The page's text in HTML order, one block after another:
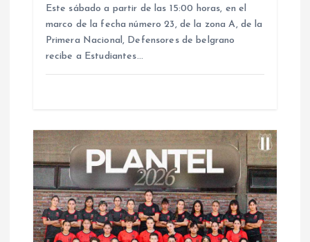
s
Este sábado a partir de las 15:00 horas, en el
marco de la fecha número 23, de la zona A, de la
Primera Nacional, Defensores de belgrano
recibe a Estudiantes…